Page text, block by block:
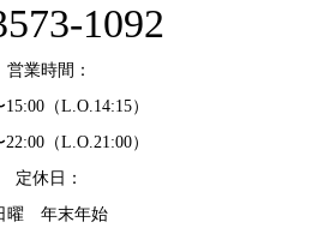
1092
営業時間：
15:00（L.O.14:15）
22:00（L.O.21:00）
定休日：
曜 年末年始